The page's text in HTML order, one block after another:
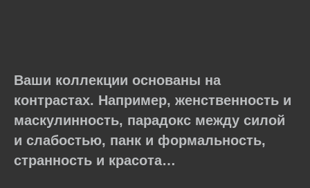
Ваши коллекции основаны на
контрастах. Например, женственность и
маскулинность, парадокс между силой
и слабостью, панк и формальность,
странность и красота…